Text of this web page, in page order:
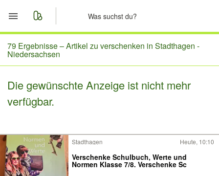
Start
Merkliste
Nachrichten
79 Ergebnisse –Artikel zu verschenken in Stadthagen -
Niedersachsen
Die gewünschte Anzeige ist nicht mehr
verfügbar.
Stadthagen Heute, 10:10
Verschenke Schulbuch, Werte und
Normen Klasse 7/8. Verschenke Sc